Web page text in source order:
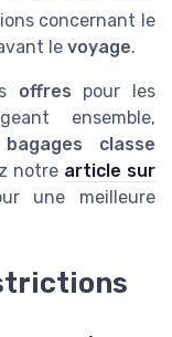
concernant le
le voyage.
offres pour les
ensemble,
bagages classe
notre article sur
une meilleure